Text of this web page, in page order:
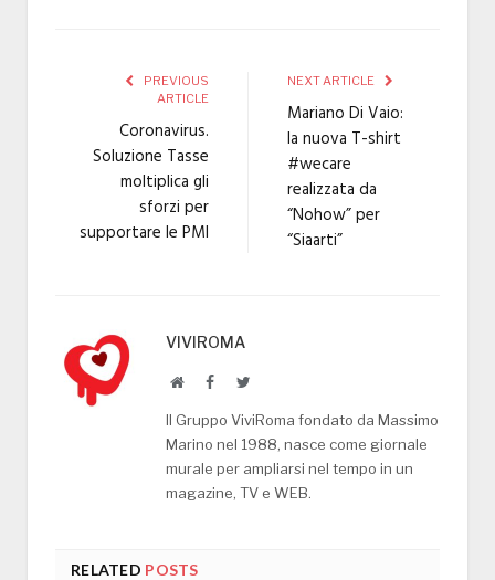
PREVIOUS
ARTICLE
Coronavirus.
Soluzione Tasse
moltiplica gli
sforzi per
supportare le PMI
NEXT ARTICLE
Mariano Di Vaio:
la nuova T-shirt
#wecare
realizzata da
“Nohow” per
“Siaarti”
VIVIROMA
WebsiteFacebookTwitter
Il Gruppo ViviRoma fondato da Massimo
Marino nel 1988, nasce come giornale
murale per ampliarsi nel tempo in un
magazine, TV e WEB.
RELATED POSTS